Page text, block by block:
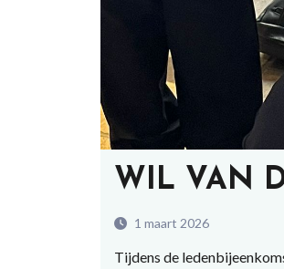
WIL VAN
1 maart 2026
Tijdens de